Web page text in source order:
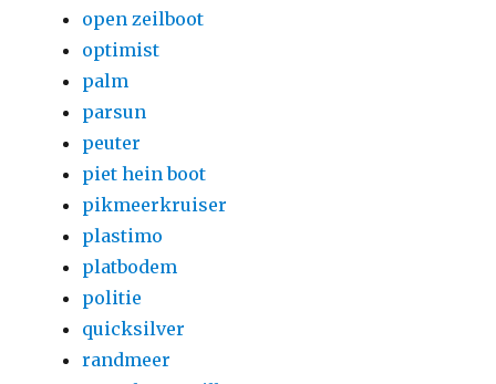
open zeilboot
optimist
palm
parsun
peuter
piet hein boot
pikmeerkruiser
plastimo
platbodem
politie
quicksilver
randmeer